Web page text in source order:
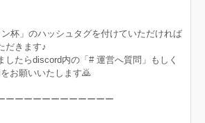
ン杯」のハッシュタグを付けていただければ
だきます♪
したらdiscord内の「# 運営へ質問」もしく
お願いいたします🙇
ーーーーーーーーーーーー